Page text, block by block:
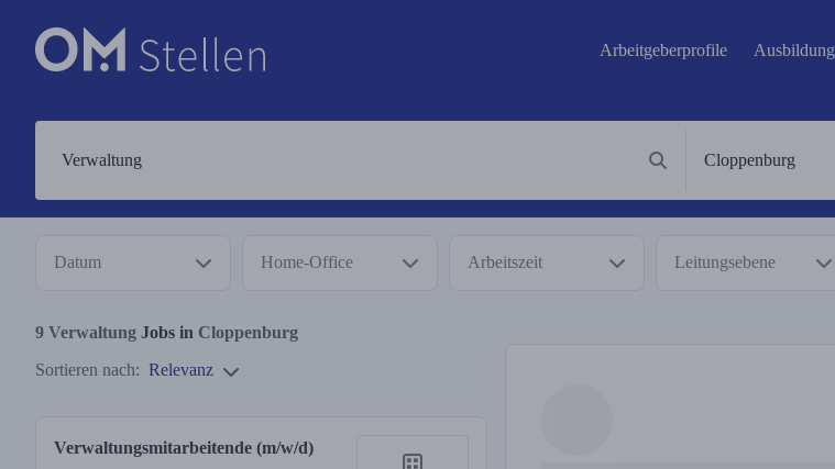
Arbeitgeberprofile Ausbildung
Datum Home-Office Arbeitszeit Leitungsebene
9 Verwaltung Jobs in Cloppenburg
Sortieren nach: Relevanz
Verwaltungsmitarbeitende (m/w/d)